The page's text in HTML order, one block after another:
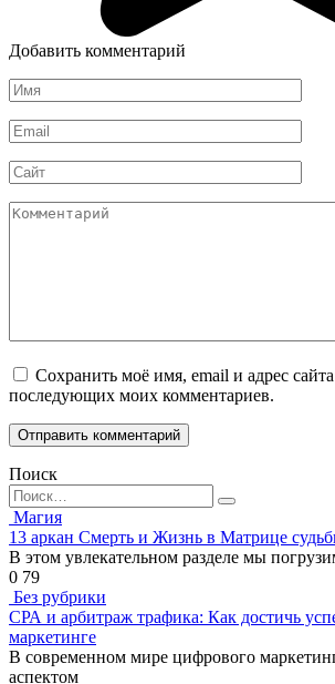
Добавить комментарий
Имя
*
Email
*
Сайт
Комментарий
Сохранить моё имя, email и адрес
последующих моих комментариев.
Поиск
Search
for:
Магия
13 аркан Смерть и Жизнь в Матрице
В этом увлекательном разделе мы
0 79
Без рубрики
СРА и арбитраж трафика: Как достичь
маркетинге
В современном мире цифрового
аспектом